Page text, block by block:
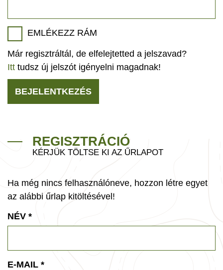
EMLÉKEZZ RÁM
Már regisztráltál, de elfelejtetted a jelszavad?
Itt tudsz új jelszót igényelni magadnak!
BEJELENTKEZÉS
REGISZTRÁCIÓ
KÉRJÜK TÖLTSE KI AZ ŰRLAPOT
Ha még nincs felhasználóneve, hozzon létre egyet
az alábbi űrlap kitöltésével!
NÉV *
E-MAIL *